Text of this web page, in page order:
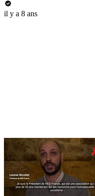
il y a 8 ans